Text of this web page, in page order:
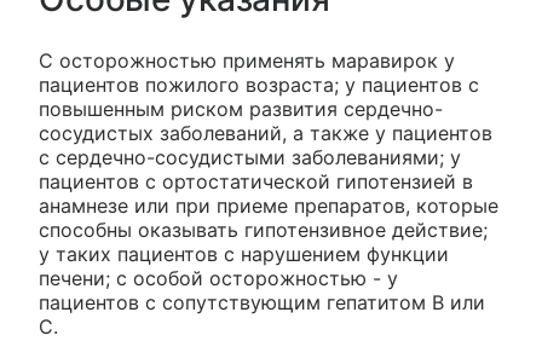
С осторожностью применять маравирок у
пациентов пожилого возраста; у пациентов с
повышенным риском развития сердечно-
сосудистых заболеваний, а также у пациентов
с сердечно-сосудистыми заболеваниями; у
пациентов с ортостатической гипотензией в
анамнезе или при приеме препаратов, которые
способны оказывать гипотензивное действие;
у таких пациентов с нарушением функции
печени; с особой осторожностью - у
пациентов с сопутствующим гепатитом B или
C.